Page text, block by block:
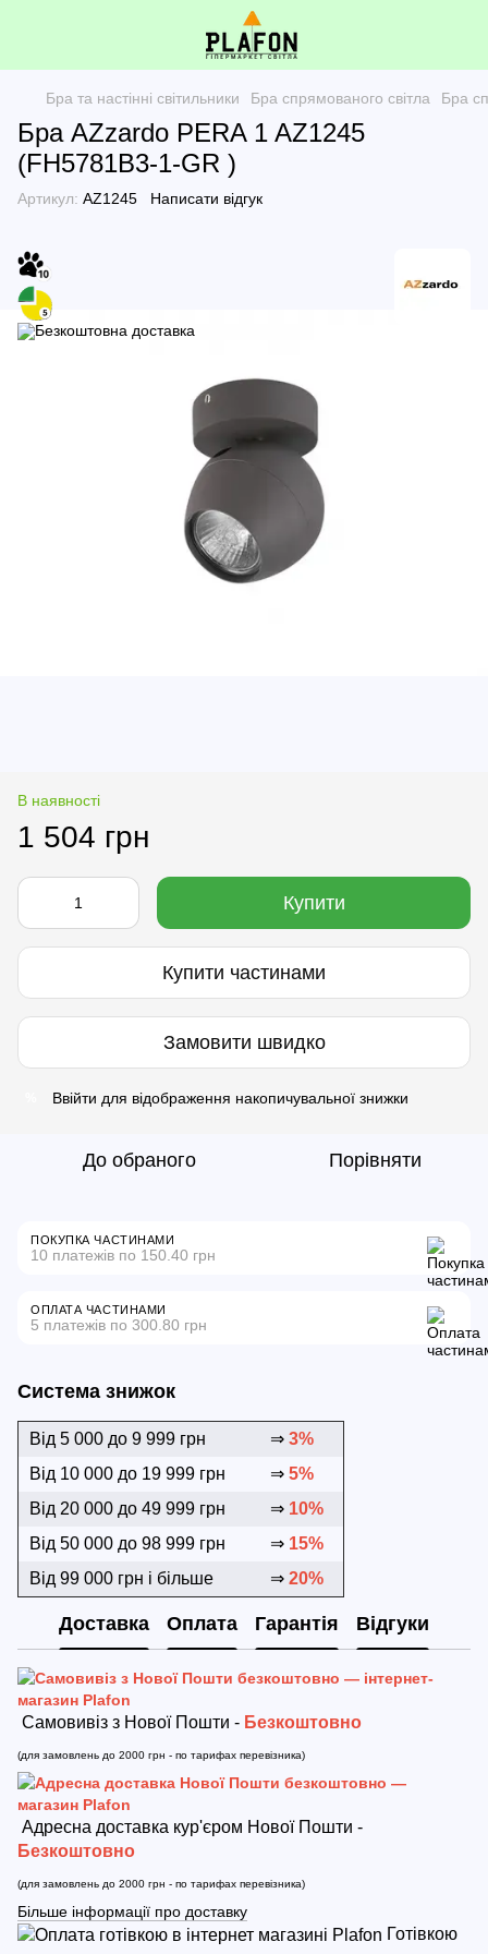
Бра та настінні світильники Бра спрямованого світла Бра
Бра AZzardo PERA 1 AZ1245
(FH5781B3-1-GR )
Артикул: AZ1245 Написати відгук
В наявності
1 504 грн
Купити
Купити частинами
Замовити швидко
Ввійти для відображення накопичувальної знижки
До обраного Порівняти
ПОКУПКА ЧАСТИНАМИ
10 платежів по 150.40 грн
ОПЛАТА ЧАСТИНАМИ
5 платежів по 300.80 грн
Система знижок
Від 5 000 до 9 999 грн ⇒ 3%
Від 10 000 до 19 999 грн
⇒ 5%
Від 20 000 до 49 999 грн
⇒ 10%
Від 50 000 до 98 999 грн
⇒ 15%
Від 99 000 грн і більше
⇒ 20%
Доставка Оплата Гарантія Відгуки
Самовивіз з Нової Пошти - Безкоштовно
(для замовлень до 2000 грн - по тарифах перевізника)
Адресна доставка кур'єром Нової Пошти -
Безкоштовно
(для замовлень до 2000 грн - по тарифах перевізника)
Більше інформації про доставку
Готівкою